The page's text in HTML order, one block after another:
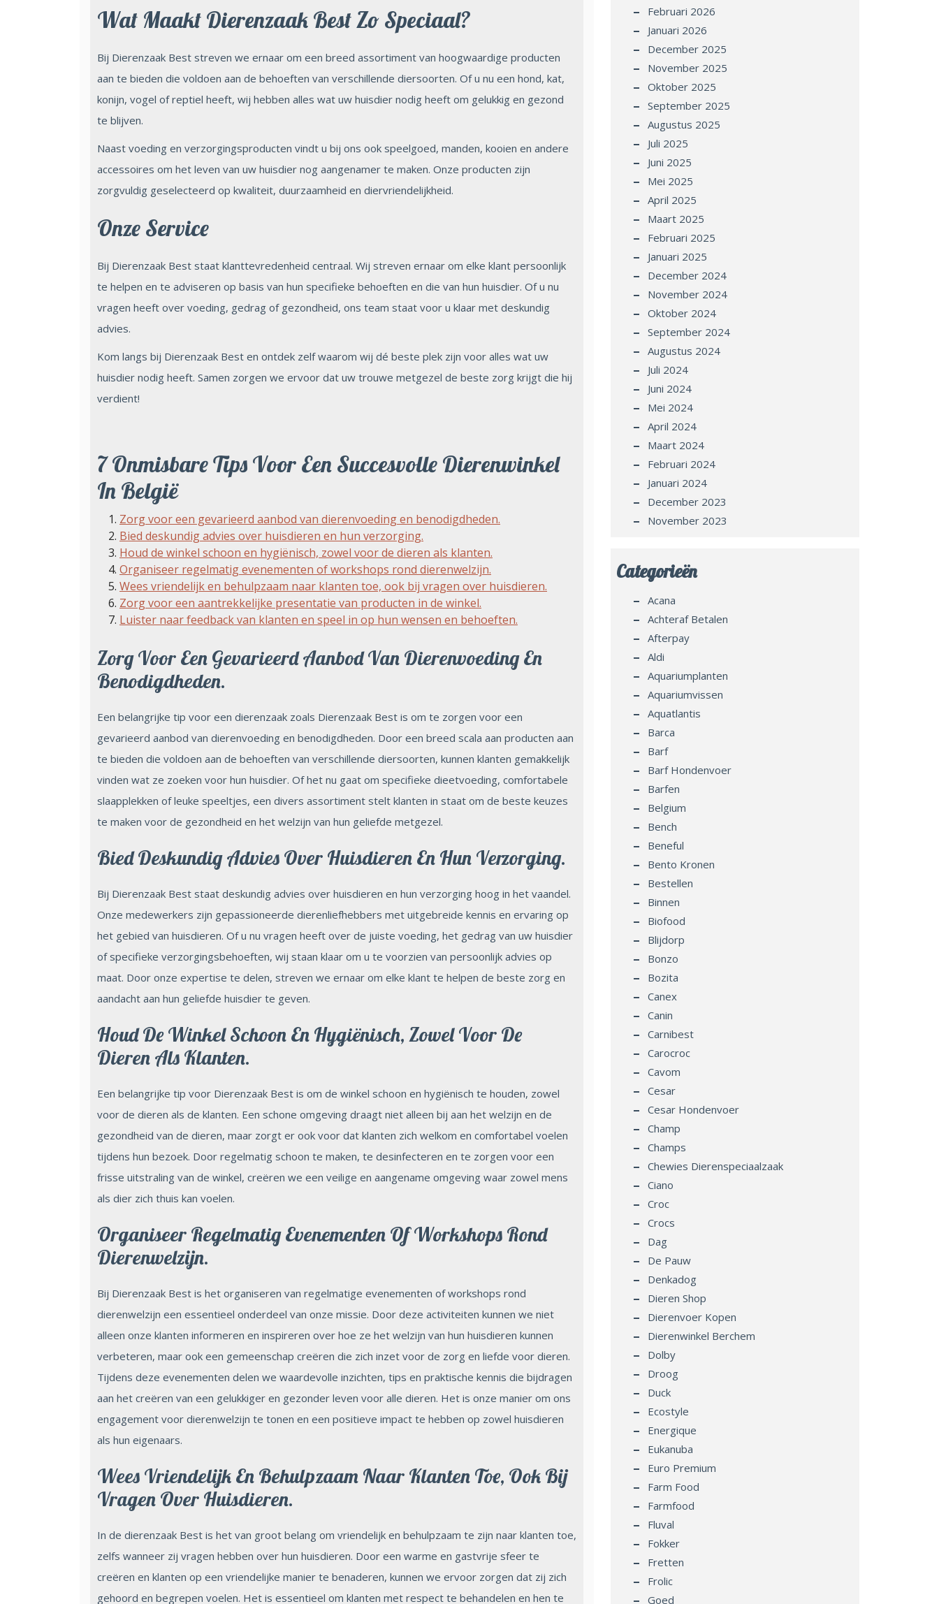
Wat Maakt Dierenzaak Best Zo Speciaal?
Bij Dierenzaak Best streven we ernaar om een breed assortiment van hoogwaardige producten
aan te bieden die voldoen aan de behoeften van verschillende diersoorten. Of u nu een hond, kat,
konijn, vogel of reptiel heeft, wij hebben alles wat uw huisdier nodig heeft om gelukkig en gezond
te blijven.
Naast voeding en verzorgingsproducten vindt u bij ons ook speelgoed, manden, kooien en andere
accessoires om het leven van uw huisdier nog aangenamer te maken. Onze producten zijn
zorgvuldig geselecteerd op kwaliteit, duurzaamheid en diervriendelijkheid.
Onze Service
Bij Dierenzaak Best staat klanttevredenheid centraal. Wij streven ernaar om elke klant persoonlijk
te helpen en te adviseren op basis van hun specifieke behoeften en die van hun huisdier. Of u nu
vragen heeft over voeding, gedrag of gezondheid, ons team staat voor u klaar met deskundig
advies.
Kom langs bij Dierenzaak Best en ontdek zelf waarom wij dé beste plek zijn voor alles wat uw
huisdier nodig heeft. Samen zorgen we ervoor dat uw trouwe metgezel de beste zorg krijgt die hij
verdient!
7 Onmisbare Tips Voor Een Succesvolle Dierenwinkel
In België
Zorg voor een gevarieerd aanbod van dierenvoeding en benodigdheden.
Bied deskundig advies over huisdieren en hun verzorging.
Houd de winkel schoon en hygiënisch, zowel voor de dieren als klanten.
Organiseer regelmatig evenementen of workshops rond dierenwelzijn.
Wees vriendelijk en behulpzaam naar klanten toe, ook bij vragen over huisdieren.
Zorg voor een aantrekkelijke presentatie van producten in de winkel.
Luister naar feedback van klanten en speel in op hun wensen en behoeften.
Zorg Voor Een Gevarieerd Aanbod Van Dierenvoeding En
Benodigdheden.
Een belangrijke tip voor een dierenzaak zoals Dierenzaak Best is om te zorgen voor een
gevarieerd aanbod van dierenvoeding en benodigdheden. Door een breed scala aan producten aan
te bieden die voldoen aan de behoeften van verschillende diersoorten, kunnen klanten gemakkelijk
vinden wat ze zoeken voor hun huisdier. Of het nu gaat om specifieke dieetvoeding, comfortabele
slaapplekken of leuke speeltjes, een divers assortiment stelt klanten in staat om de beste keuzes
te maken voor de gezondheid en het welzijn van hun geliefde metgezel.
Bied Deskundig Advies Over Huisdieren En Hun Verzorging.
Bij Dierenzaak Best staat deskundig advies over huisdieren en hun verzorging hoog in het vaandel.
Onze medewerkers zijn gepassioneerde dierenliefhebbers met uitgebreide kennis en ervaring op
het gebied van huisdieren. Of u nu vragen heeft over de juiste voeding, het gedrag van uw huisdier
of specifieke verzorgingsbehoeften, wij staan klaar om u te voorzien van persoonlijk advies op
maat. Door onze expertise te delen, streven we ernaar om elke klant te helpen de beste zorg en
aandacht aan hun geliefde huisdier te geven.
Houd De Winkel Schoon En Hygiënisch, Zowel Voor De
Dieren Als Klanten.
Een belangrijke tip voor Dierenzaak Best is om de winkel schoon en hygiënisch te houden, zowel
voor de dieren als de klanten. Een schone omgeving draagt niet alleen bij aan het welzijn en de
gezondheid van de dieren, maar zorgt er ook voor dat klanten zich welkom en comfortabel voelen
tijdens hun bezoek. Door regelmatig schoon te maken, te desinfecteren en te zorgen voor een
frisse uitstraling van de winkel, creëren we een veilige en aangename omgeving waar zowel mens
als dier zich thuis kan voelen.
Organiseer Regelmatig Evenementen Of Workshops Rond
Dierenwelzijn.
Bij Dierenzaak Best is het organiseren van regelmatige evenementen of workshops rond
dierenwelzijn een essentieel onderdeel van onze missie. Door deze activiteiten kunnen we niet
alleen onze klanten informeren en inspireren over hoe ze het welzijn van hun huisdieren kunnen
verbeteren, maar ook een gemeenschap creëren die zich inzet voor de zorg en liefde voor dieren.
Tijdens deze evenementen delen we waardevolle inzichten, tips en praktische kennis die bijdragen
aan het creëren van een gelukkiger en gezonder leven voor alle dieren. Het is onze manier om ons
engagement voor dierenwelzijn te tonen en een positieve impact te hebben op zowel huisdieren
als hun eigenaars.
Wees Vriendelijk En Behulpzaam Naar Klanten Toe, Ook Bij
Vragen Over Huisdieren.
In de dierenzaak Best is het van groot belang om vriendelijk en behulpzaam te zijn naar klanten toe,
zelfs wanneer zij vragen hebben over hun huisdieren. Door een warme en gastvrije sfeer te
creëren en klanten op een vriendelijke manier te benaderen, kunnen we ervoor zorgen dat zij zich
gehoord en begrepen voelen. Het is essentieel om klanten met respect te behandelen en hen te
Februari 2026
Januari 2026
December 2025
November 2025
Oktober 2025
September 2025
Augustus 2025
Juli 2025
Juni 2025
Mei 2025
April 2025
Maart 2025
Februari 2025
Januari 2025
December 2024
November 2024
Oktober 2024
September 2024
Augustus 2024
Juli 2024
Juni 2024
Mei 2024
April 2024
Maart 2024
Februari 2024
Januari 2024
December 2023
November 2023
Categorieën
Acana
Achteraf Betalen
Afterpay
Aldi
Aquariumplanten
Aquariumvissen
Aquatlantis
Barca
Barf
Barf Hondenvoer
Barfen
Belgium
Bench
Beneful
Bento Kronen
Bestellen
Binnen
Biofood
Blijdorp
Bonzo
Bozita
Canex
Canin
Carnibest
Carocroc
Cavom
Cesar
Cesar Hondenvoer
Champ
Champs
Chewies Dierenspeciaalzaak
Ciano
Croc
Crocs
Dag
De Pauw
Denkadog
Dieren Shop
Dierenvoer Kopen
Dierenwinkel Berchem
Dolby
Droog
Duck
Ecostyle
Energique
Eukanuba
Euro Premium
Farm Food
Farmfood
Fluval
Fokker
Fretten
Frolic
Goed